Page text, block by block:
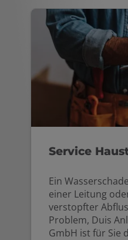
Service
Ein
einer Leitung
verstopfter
Problem, Duis
GmbH ist für Sie